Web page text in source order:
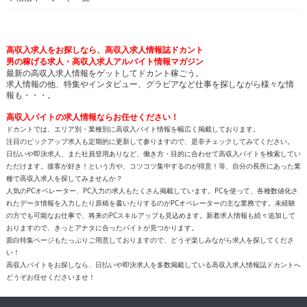
高収入求人をお探しなら、高収入求人情報誌ドカント
男の稼げる求人・高収入求人アルバイト情報マガジン
最新の高収入求人情報をゲットしてドカント稼ごう。
求人情報の他、特集やインタビュー、グラビアなど仕事を探しながら様々な情
報も・・・。
高収入バイトの求人情報ならお任せください！
ドカントでは、エリア別・業種別に高収入バイト情報を幅広く掲載しております。
注目のピックアップ求人も定期的に更新して参りますので、是非チェックしてみてください。
日払いや即決求人、また社員登用ありなど、働き方・目的に合わせて高収入バイトを検索してい
ただけます。接客が好き！という方や、コツコツ集中するのが得意！等、自分の長所にあった業
種で高収入求人を探してみませんか？
人気のPCオペレーター、PC入力の求人もたくさん掲載しています。PCを使って、各種数値化さ
れたデータ情報を入力したり原稿を書いたりするのがPCオペレーターの主な業務です。未経験
の方でも可能なお仕事で、将来のPCスキルアップも見込めます。新着求人情報も続々追加して
おりますので、きっとアナタに合ったバイトが見つかります。
面白特集ページもたっぷりご用意しておりますので、どうぞ楽しみながら求人を探してくださ
い！
高収入バイトをお探しなら、日払いや即決求人を多数掲載している高収入求人情報誌ドカントへ
どうぞお任せくださいませ！